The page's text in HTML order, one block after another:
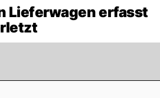
Lieferwagen erfasst